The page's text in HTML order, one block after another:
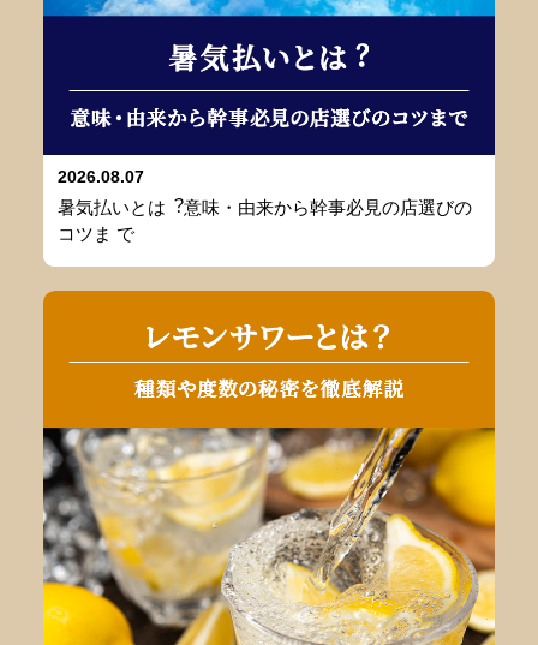
2026.08.07
暑気払いとは︖意味・由来から幹事必⾒の店選びの
コツま で